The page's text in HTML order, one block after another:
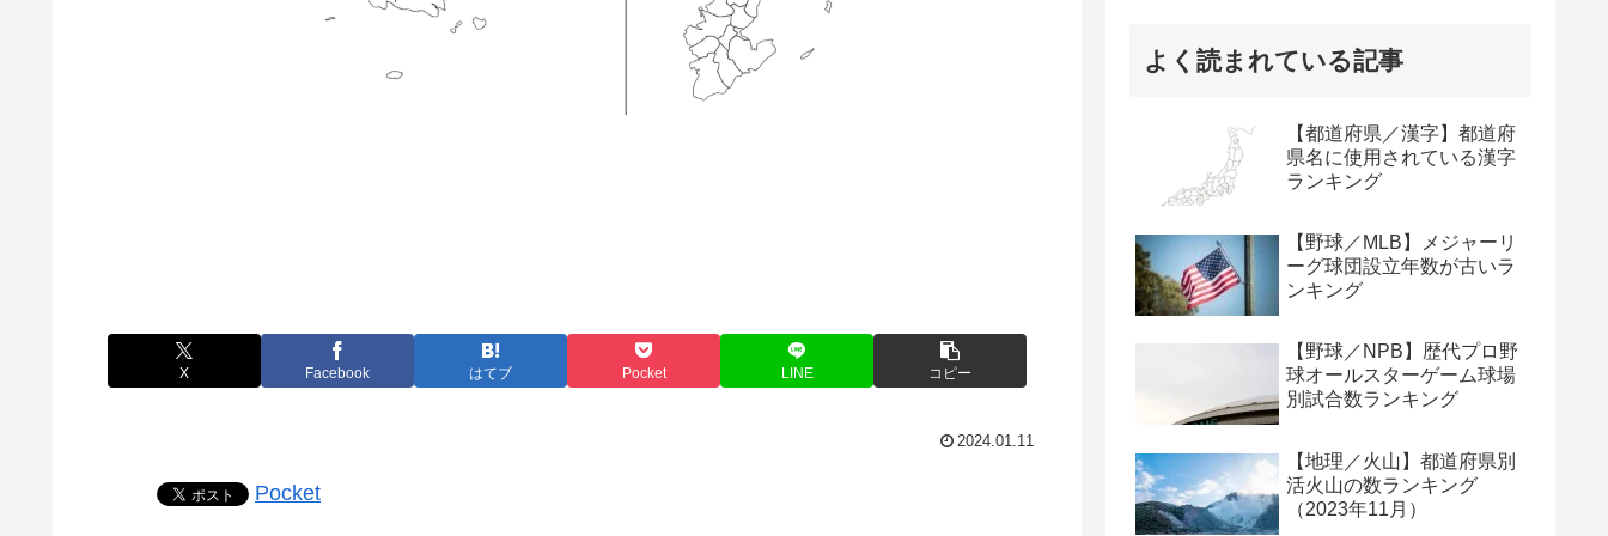
X Facebook はてブ Pocket LINE コピー
2024.01.11
Pocket
よく読まれている記事
【都道府県／漢字】都道府
県名に使用されている漢字
ランキング
【野球／MLB】メジャーリ
ーグ球団設立年数が古いラ
ンキング
【野球／NPB】歴代プロ野
球オールスターゲーム球場
別試合数ランキング
【地理／火山】都道府県別
活火山の数ランキング
（2023年11月）